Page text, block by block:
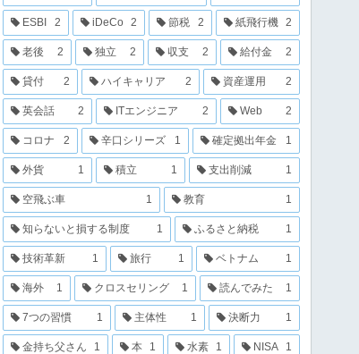
ESBI 2 iDeCo 2 節税 2 紙飛行機 2
老後 2 独立 2 収支 2 給付金 2
貸付 2 ハイキャリア 2 資産運用 2
英会話 2 ITエンジニア 2 Web 2
コロナ 2 辛口シリーズ 1 確定拠出年金 1
外貨 1 積立 1 支出削減 1
空飛ぶ車 1 教育 1
知らないと損する制度 1 ふるさと納税 1
技術革新 1 旅行 1 ベトナム 1
海外 1 クロスセリング 1 読んでみた 1
7つの習慣 1 主体性 1 決断力 1
金持ち父さん 1 本 1 水素 1 NISA 1